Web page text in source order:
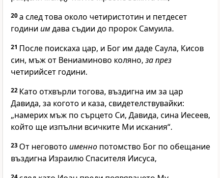
20а след това около четиристотин и петдесет
години имдава съдии до пророк Самуила.
21 После поискаха цар, и Бог им даде Саула, Кисов
син, мъж от Вениаминово коляно, за през
четирийсет години.
22 Като отхвърли тогова, въздигна им за цар
Давида, за когото и каза, свидетелствувайки:
„намерих мъж по сърцето Си, Давида, сина Иесеев,
който ще изпълни всичките Ми искания“.
23 От неговото именно потомство Бог по обещание
въздигна Израилю Спасителя Иисуса,